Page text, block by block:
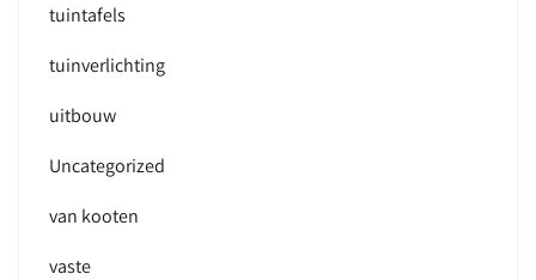
tuintafels
tuinverlichting
uitbouw
Uncategorized
van kooten
vaste